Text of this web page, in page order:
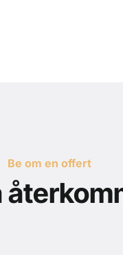
Be om en offert